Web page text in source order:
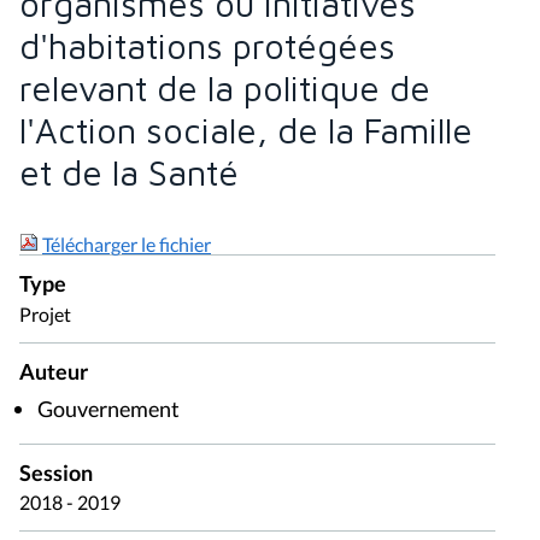
d'habitations protégées
relevant de la politique de
l'Action sociale, de la Famille
et de la Santé
Télécharger le fichier
Type
Projet
Auteur
Gouvernement
Session
2018 - 2019